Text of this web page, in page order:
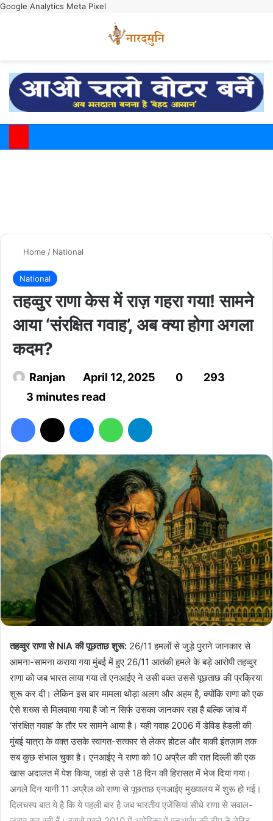
Google Analytics Meta Pixel
Home / National
National
तहव्वुर राणा केस में राज़ गहरा गया! सामने
आया ‘संरक्षित गवाह’, अब क्या होगा अगला
कदम?
Ranjan April 12, 2025 0
293
3 minutes read
तहव्वुर राणा से NIA की पूछताछ शुरू: 26/11 हमलों से जुड़े पुराने जानकार से
आमना-सामना कराया गया मुंबई में हुए 26/11 आतंकी हमले के बड़े आरोपी तहव्वुर
राणा को जब भारत लाया गया तो एनआईए ने उसी वक्त उससे पूछताछ की प्रक्रिया
शुरू कर दी। लेकिन इस बार मामला थोड़ा अलग और अहम है, क्योंकि राणा को एक
ऐसे शख्स से मिलवाया गया है जो न सिर्फ उसका जानकार रहा है बल्कि जांच में
‘संरक्षित गवाह’ के तौर पर सामने आया है। यही गवाह 2006 में डेविड हेडली की
मुंबई यात्रा के वक्त उसके स्वागत-सत्कार से लेकर होटल और बाकी इंतज़ाम तक
सब कुछ संभाल चुका है। एनआईए ने राणा को 10 अप्रैल की रात दिल्ली की एक
खास अदालत में पेश किया, जहां से उसे 18 दिन की हिरासत में भेज दिया गया।
अगले दिन यानी 11 अप्रैल को राणा से पूछताछ एनआईए मुख्यालय में शुरू हो गई।
दिलचस्प बात ये है कि ये पहली बार है जब भारतीय एजेंसियां सीधे राणा से सवाल-